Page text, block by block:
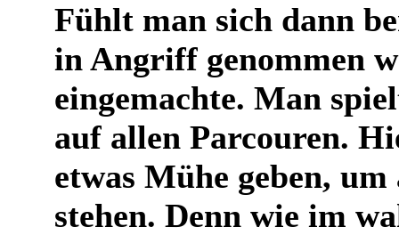
Fühlt man sich dann
in Angriff genommen
eingemachte. Man
auf allen Parcouren.
etwas Mühe geben,
stehen. Denn wie im